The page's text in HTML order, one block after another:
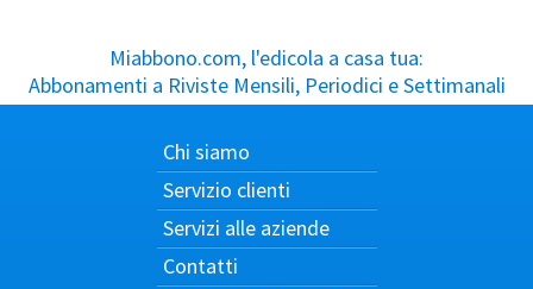
Miabbono.com, l'edicola a casa tua:
Abbonamenti a Riviste Mensili, Periodici e Settimanali
Chi siamo
Servizio clienti
Servizi alle aziende
Contatti